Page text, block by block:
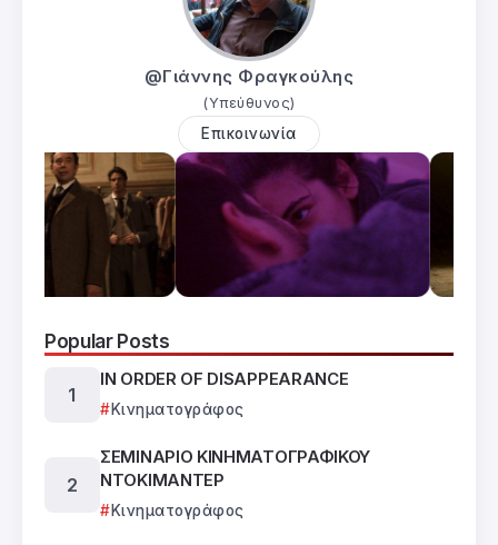
@Γιάννης Φραγκούλης
(Υπεύθυνος)
Επικοινωνία
Popular Posts
IN ORDER OF DISAPPEARANCE
Κινηματογράφος
ΣΕΜΙΝΑΡΙΟ ΚΙΝΗΜΑΤΟΓΡΑΦΙΚΟΥ
ΝΤΟΚΙΜΑΝΤΕΡ
Κινηματογράφος